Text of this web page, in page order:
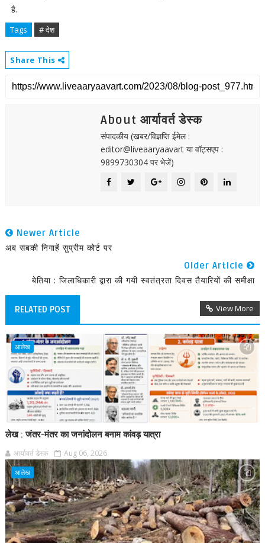
है.
Tags # देश
Share This
About आर्यावर्त डेस्क
संपादकीय (खबर/विज्ञप्ति ईमेल :
editor@liveaaryaavart या वॉट्सएप :
9899730304 पर भेजें)
Newer Article
अब सबकी निगाहें सुप्रीम कोर्ट पर
Older Article
बेतिया : जिलाधिकारी द्वारा की गयी स्वतंत्रता दिवस तैयारियों की समीक्षा
RELATED POST View More
आलेख
लेख : जंतर-मंतर का जनांदोलन बनाम कांवड़ यात्रा
आर्यावर्त डेस्क Aug 06, 2026
आलेख